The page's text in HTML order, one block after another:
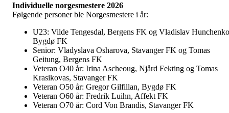
Individuelle norgesmestere 2026
Følgende personer ble Norgesmestere i år:
U23: Vilde Tengesdal, Bergens FK og Vladislav
Bygdø FK
Senior: Vladyslava Osharova, Stavanger FK og Tomas
Geitung, Bergens FK
Veteran O40 år: Irina Ascheoug, Njård Fekting og Tomas
Krasikovas, Stavanger FK
Veteran O50 år: Gregor Gilfillan, Bygdø FK
Veteran O60 år: Fredrik Luihn, Affekt FK
Veteran O70 år: Cord Von Brandis, Stavanger FK